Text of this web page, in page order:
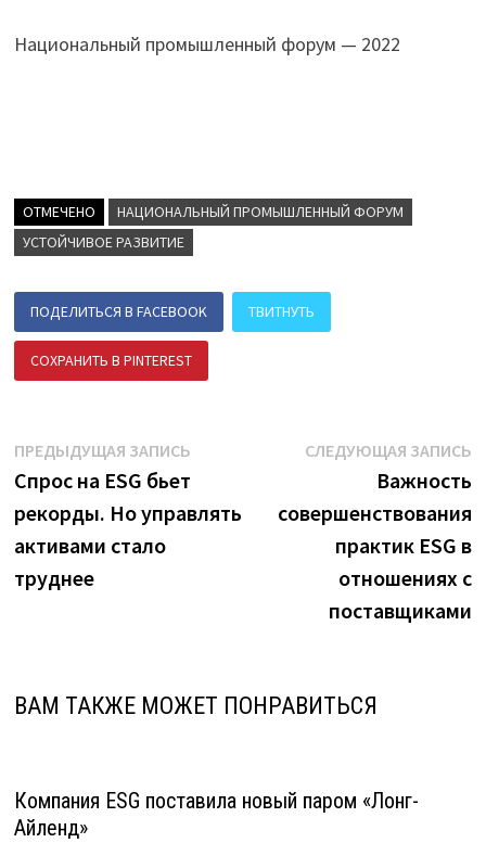
Национальный промышленный форум — 2022
ОТМЕЧЕНО
НАЦИОНАЛЬНЫЙ ПРОМЫШЛЕННЫЙ ФОРУМ
УСТОЙЧИВОЕ РАЗВИТИЕ
ПОДЕЛИТЬСЯ В FACEBOOK ТВИТНУТЬ
СОХРАНИТЬ В PINTEREST
Навигация
по
записям
ПРЕДЫДУЩАЯ ЗАПИСЬПредыдущая
запись:
Спрос на ESG бьет
рекорды. Но управлять
активами стало
труднее
СЛЕДУЮЩАЯ ЗАПИСЬ
Важность
совершенствования
практик ESG в
отношениях с
поставщиками
ВАМ ТАКЖЕ МОЖЕТ ПОНРАВИТЬСЯ
Компания ESG поставила новый паром «Лонг-
Айленд»